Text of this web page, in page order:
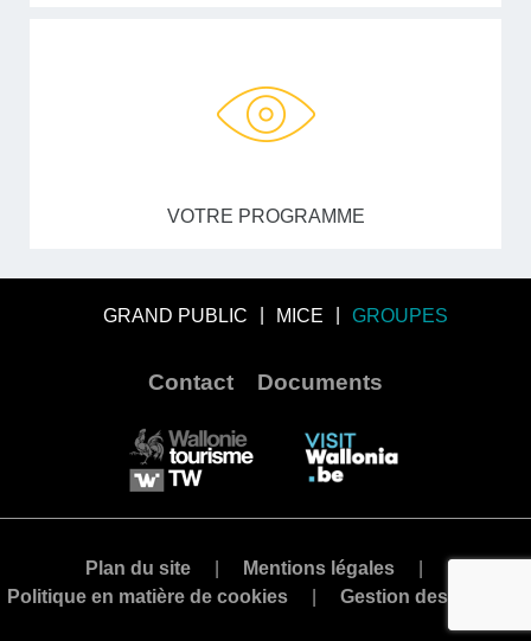
VOTRE PROGRAMME
GRAND PUBLIC MICE GROUPES
Contact Documents
Plan du site
Mentions légales
Politique en matière de cookies
Gestion des cookies